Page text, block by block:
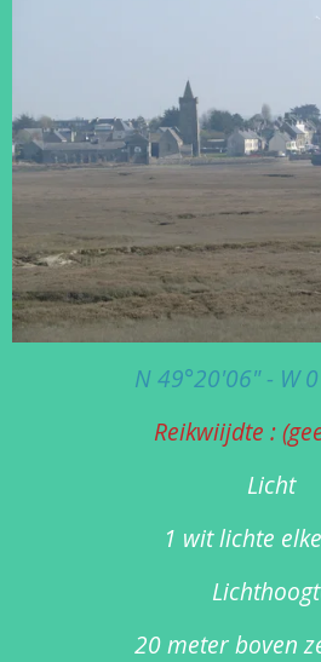
N 49°20'06" - W
Reikwiijdte :
Licht
1 wit lichte
20 meter boven